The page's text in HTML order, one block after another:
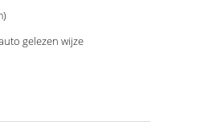
gelezen wijze